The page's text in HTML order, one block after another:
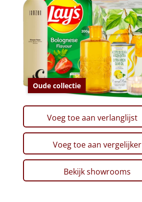
Oude collectie
Voeg toe aan verlanglijst
Voeg toe aan vergelijker
Bekijk showrooms